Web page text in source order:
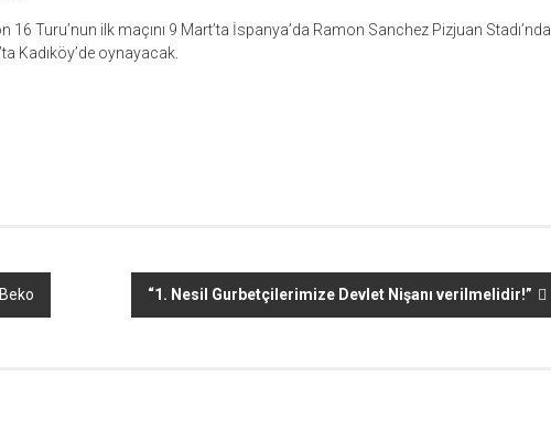
16 Turu’nun ilk maçını 9 Mart’ta İspanya’da Ramon Sanchez Pizjuan Stadı’nda,
Kadıköy’de oynayacak.
“1. Nesil Gurbetçilerimize Devlet Nişanı verilmelidir!”